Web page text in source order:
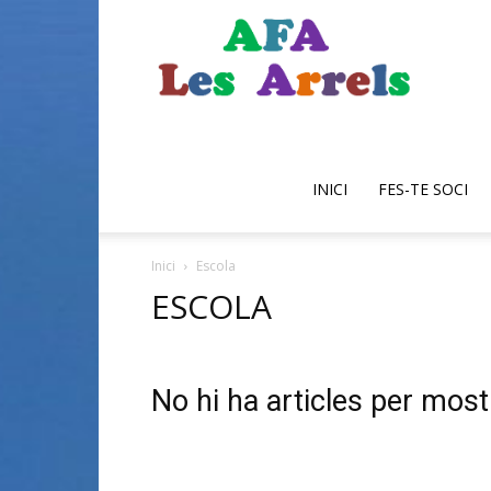
Arrels
INICI FES-TE SOCI
Inici Escola
ESCOLA
No hi ha articles per